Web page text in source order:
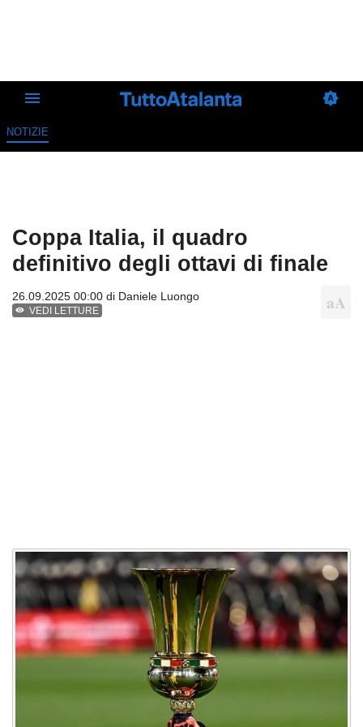
NOTIZIE
Coppa Italia, il quadro
definitivo degli ottavi di finale
26.09.2025 00:00 di Daniele Luongo
VEDI LETTURE